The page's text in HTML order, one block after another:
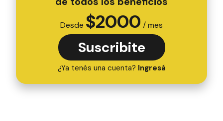
Desde $2000 / mes
Suscribite
¿Ya tenés una cuenta? Ingresá